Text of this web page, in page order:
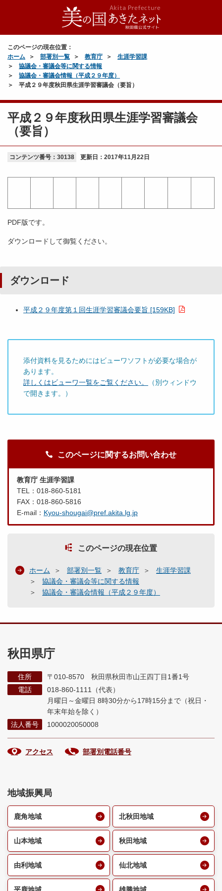
このページの現在位置：
ホーム
部署別一覧 教育庁
生涯学習課
協議会・審議会等に関する情報
協議会・審議会情報（平成２９年度）
平成２９年度秋田県生涯学習審議会（要旨）
平成２９年度秋田県生涯学習審議会
（要旨）
コンテンツ番号：30138 更新日： 2017年11月22日
PDF版です。
ダウンロードして御覧ください。
ダウンロード
平成２９年度第１回生涯学習審議会要旨 [159KB]
添付資料を見るためにはビューワソフトが必要な場合が
あります。
詳しくはビューワ一覧をご覧ください。
（別ウィンドウ
で開きます。）
このページに関するお問い合わせ
教育庁 生涯学習課
TEL：018-860-5181
FAX：018-860-5816
E-mail： Kyou-shougai@pref.akita.lg.jp
このページの現在位置
ホーム 部署別一覧 教育庁
生涯学習課
協議会・審議会等に関する情報
協議会・審議会情報（平成２９年度）
秋田県庁
住所
〒010-8570 秋田県秋田市山王四丁目1番1号
電話
018-860-1111（代表）
月曜日～金曜日 8時30分から17時15分まで （祝日・
年末年始を除く）
法人番号
1000020050008
アクセス 部署別電話番号
地域振興局
鹿角地域 北秋田地域
山本地域 秋田地域
由利地域 仙北地域